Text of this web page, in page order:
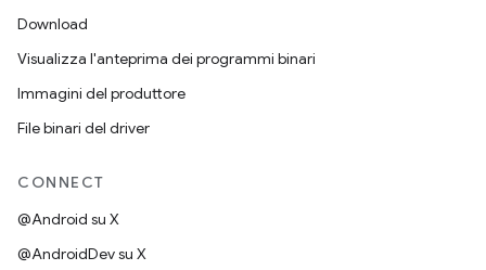
Download
Visualizza l'anteprima dei programmi binari
Immagini del produttore
File binari del driver
CONNECT
@Android su X
@AndroidDev su X